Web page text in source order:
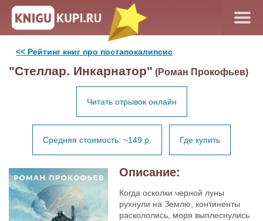
<< Рейтинг книг про постапокалипсис
"Стеллар. Инкарнатор" (Роман Прокофьев)
Читать отрывок онлайн
Средняя стоимость: ~149 р. Где купить
Описание:
Когда осколки черной луны
рухнули на Землю, континенты
раскололись, моря выплеснулись